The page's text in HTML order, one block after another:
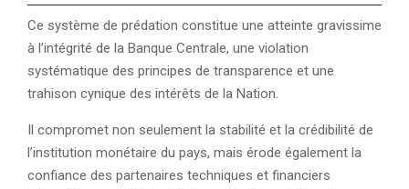
Ce système de prédation constitue une atteinte gravissime
à l’intégrité de la Banque Centrale, une violation
systématique des principes de transparence et une
trahison cynique des intérêts de la Nation.
Il compromet non seulement la stabilité et la crédibilité de
l’institution monétaire du pays, mais érode également la
confiance des partenaires techniques et financiers